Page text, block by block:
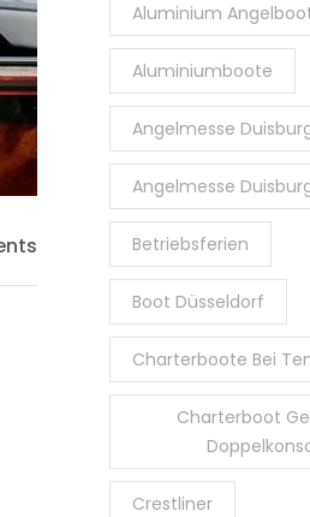
Aluminium
Aluminiumboote
Angelmesse
Angelmesse
Betriebsferien
Boot Düsseldorf
Charterboote Bei
Charterboot
Crestliner